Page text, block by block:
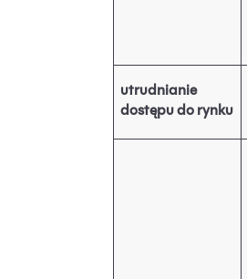
utrudnianie
dostępu do rynku